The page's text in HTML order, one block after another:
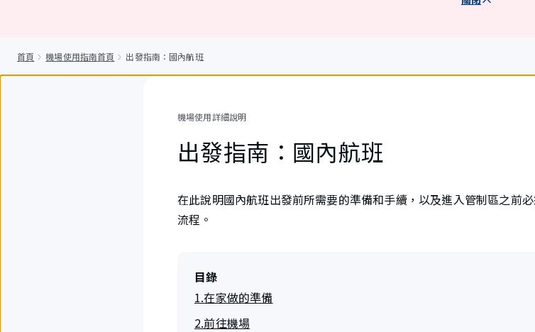
首頁 機場使用指南首頁 出發指南：國內航班
機場使用詳細說明
出發指南：國內航班
在此說明國內航班出發前所需要的準備和手續，以及進入管制區之前
流程。
目錄
1.在家做的準備
2.前往機場